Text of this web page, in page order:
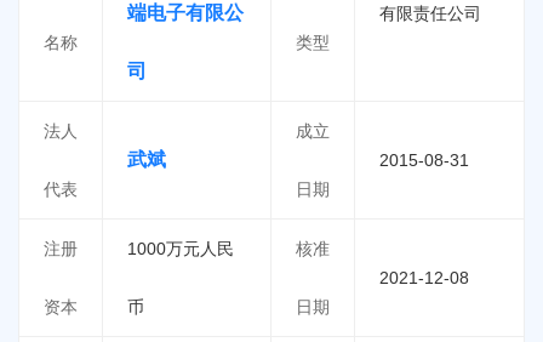
名称
端电子有限公
司
类型
有限责任公司
法人
代表
武斌
成立
日期
2015-08-31
注册
资本
1000万元人民
币
核准
日期
2021-12-08